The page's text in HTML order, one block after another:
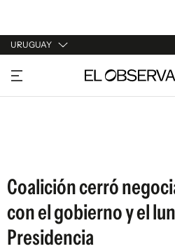
URUGUAY
URUGUAY
ARGENTINA
Coalición cerró
con el gobierno y el
Presidencia